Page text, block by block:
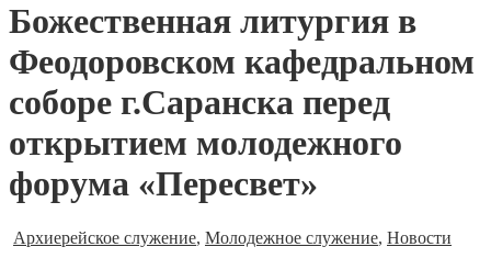
Божественная литургия в
Феодоровском кафедральном
соборе г.Саранска перед
открытием молодежного
форума «Пересвет»
Архиерейское служение, Молодежное служение, Новости